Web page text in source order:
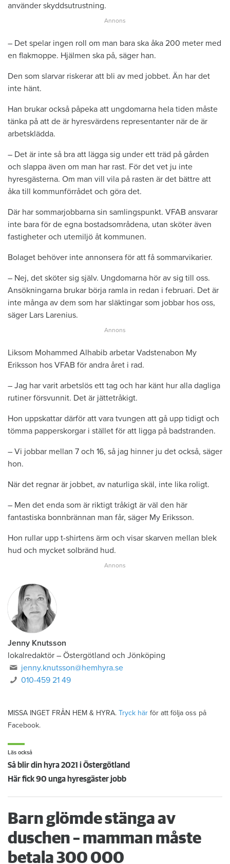
använder skyddsutrustning.
– Det spelar ingen roll om man bara ska åka 200 meter med
en flakmoppe. Hjälmen ska på, säger han.
Den som slarvar riskerar att bli av med jobbet. Än har det
inte hänt.
Han brukar också påpeka att ungdomarna hela tiden måste
tänka på att de är hyresvärdens representanter när de är
arbetsklädda.
– Det är inte så bra att lägga sig under ett träd på gården
och slappa även om man har rast. För det vet ju inte
hyresgästerna. Om man vill vila på rasten är det bättre att
åka till kommunförrådet och göra det.
Där har sommarjobbarna sin samlingspunkt. VFAB ansvarar
inte bara för de egna bostadsområdena, utan sköter även
fastigheter och utemiljö åt kommunen.
Bolaget behöver inte annonsera för att få sommarvikarier.
– Nej, det sköter sig själv. Ungdomarna hör av sig till oss.
Ansökningarna brukar börja ramla in redan i februari. Det är
inte många av dem som har släktingar som jobbar hos oss,
säger Lars Larenius.
Liksom Mohammed Alhabib arbetar Vadstenabon My
Eriksson hos VFAB för andra året i rad.
– Jag har varit arbetslös ett tag och har känt hur alla dagliga
rutiner försvunnit. Det är jättetråkigt.
Hon uppskattar därför att vara tvungen att gå upp tidigt och
tömma papperskorgar i stället för att ligga på badstranden.
– Vi jobbar mellan 7 och 16, så jag hinner ju det också, säger
hon.
När det regnar är jobbet, av naturliga skäl, inte lika roligt.
– Men det enda som är riktigt tråkigt är väl den här
fantastiska bonnbrännan man får, säger My Eriksson.
Hon rullar upp t-shirtens ärm och visar skarven mellan blek
hud och mycket solbränd hud.
Jenny Knutsson
lokalredaktör – Östergötland och Jönköping
jenny.knutsson@hemhyra.se
010-459 21 49
MISSA INGET FRÅN HEM & HYRA. Tryck här för att följa oss på
Facebook.
Läs också
Så blir din hyra 2021 i Östergötland
Här fick 90 unga hyresgäster jobb
Barn glömde stänga av
duschen – mamman måste
betala 300 000